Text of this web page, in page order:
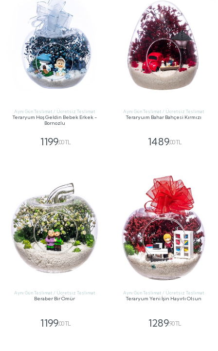
Aynı Gün Teslimat / Ücretsiz Teslimat
Teraryum Hoş Geldin Bebek Erkek -
Bornozlu
1199,00 TL
Aynı Gün Teslimat / Ücretsiz Teslimat
Teraryuım Bahar Bahçesi Kırmızı
1489,00 TL
Aynı Gün Teslimat / Ücretsiz Teslimat
Beraber Bir Ömür
1199,00 TL
Aynı Gün Teslimat / Ücretsiz Teslimat
Teraryum Yeni İşin Hayırlı Olsun
1289,90 TL